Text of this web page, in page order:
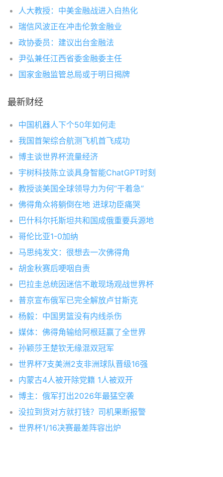
人大教授：中美金融战进入白热化
瑞信风波正在冲击伦敦金融业
政协委员：建议出台金融法
尹弘兼任江西省委金融委主任
国家金融监管总局或于明日揭牌
最新财经
中国机器人下个50年如何走
我国首架综合航测飞机首飞成功
博主谈世界杯流量经济
宇树科技陈立谈具身智能ChatGPT时刻
教授谈美国全球领导力为何“干着急”
佛得角众将躺倒在地 进球功臣痛哭
巴什科尔托斯坦共和国成俄重要兵源地
哥伦比亚1-0加纳
马思纯发文：很想去一次佛得角
胡金秋赛后哽咽自责
巴拉圭总统因迷信不敢现场观战世界杯
普京宣布俄军已完全解放卢甘斯克
杨毅：中国男篮没有内线杀伤
媒体：佛得角输给阿根廷赢了全世界
孙颖莎王楚钦无缘混双冠军
世界杯7支美洲2支非洲球队晋级16强
内蒙古4人被开除党籍 1人被双开
博主：俄军打出2026年最猛空袭
没拉到货对方就打钱？司机果断报警
世界杯1/16决赛最差阵容出炉